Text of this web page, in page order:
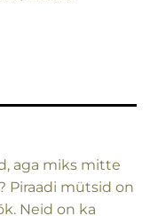
aga miks mitte
Piraadi mütsid on
Neid on ka